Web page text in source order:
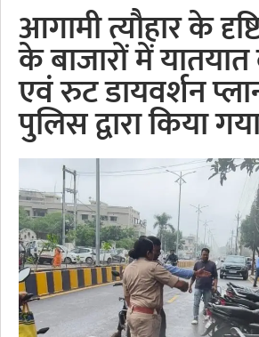
आगामी त्यौहार के
के बाजारों में
एवं रुट डायवर्शन
पुलिस द्वारा किया